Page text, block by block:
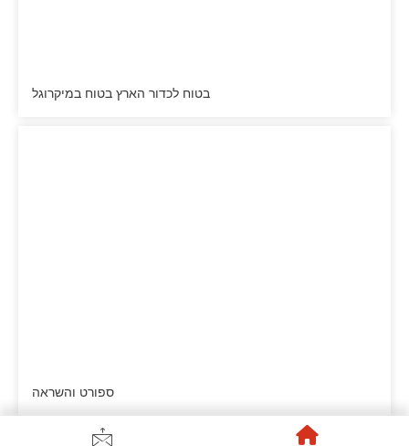
בטוח לכדור הארץ בטוח במיקרוגל
ספורט והשראה